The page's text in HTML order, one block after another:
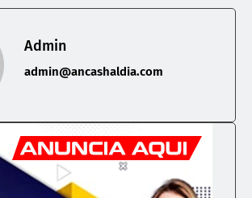
Admin
admin@ancashaldia.com